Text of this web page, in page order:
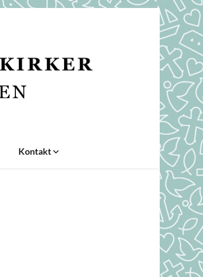
Kontakt